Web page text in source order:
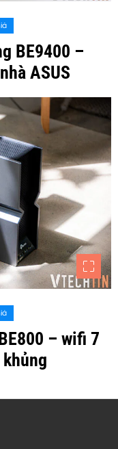
BE9400 –
ASUS
– wifi 7